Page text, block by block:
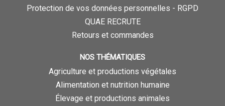
Protection de vos données personnelles - RGPD
QUAE RECRUTE
Retours et commandes
NOS THÉMATIQUES
Agriculture et productions végétales
Alimentation et nutrition humaine
Élevage et productions animales